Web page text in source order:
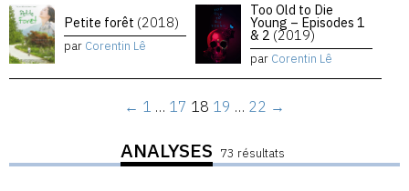
Petite forêt (2018)
par Corentin Lê
Too Old to Die
Young – Episodes 1
& 2 (2019)
par Corentin Lê
← 1 … 17 18 19 … 22 →
ANALYSES 73 résultats